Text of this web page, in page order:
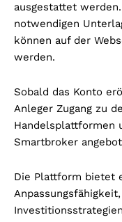
ausgestattet
notwendigen
können auf der
werden.
Sobald das Konto
Anleger Zugang zu
Handelsplattformen
Smartbroker
Die Plattform bietet